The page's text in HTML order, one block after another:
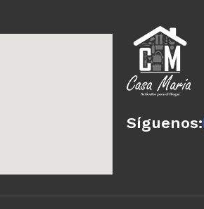
Síguenos: